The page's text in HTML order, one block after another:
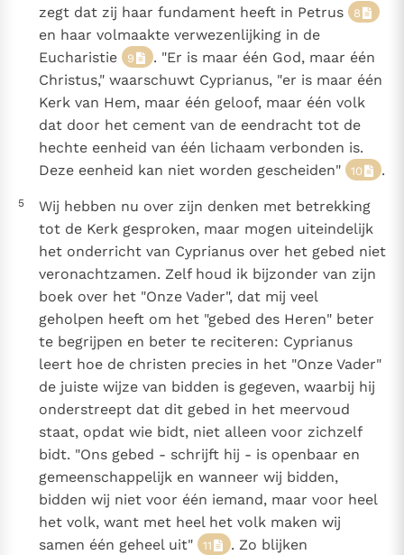
zegt dat zij haar fundament heeft in Petrus
8
en haar volmaakte verwezenlijking in de
Eucharistie
9
. "Er is maar één God, maar één
Christus," waarschuwt Cyprianus, "er is maar één
Kerk van Hem, maar één geloof, maar één volk
dat door het cement van de eendracht tot de
hechte eenheid van één lichaam verbonden is.
Deze eenheid kan niet worden gescheiden"
10 .
5
Wij hebben nu over zijn denken met betrekking
tot de Kerk gesproken, maar mogen uiteindelijk
het onderricht van Cyprianus over het gebed niet
veronachtzamen. Zelf houd ik bijzonder van zijn
boek over het "Onze Vader", dat mij veel
geholpen heeft om het "gebed des Heren" beter
te begrijpen en beter te reciteren: Cyprianus
leert hoe de christen precies in het "Onze Vader"
de juiste wijze van bidden is gegeven, waarbij hij
onderstreept dat dit gebed in het meervoud
staat, opdat wie bidt, niet alleen voor zichzelf
bidt. "Ons gebed - schrijft hij - is openbaar en
gemeenschappelijk en wanneer wij bidden,
bidden wij niet voor één iemand, maar voor heel
het volk, want met heel het volk maken wij
samen één geheel uit"
11
. Zo blijken